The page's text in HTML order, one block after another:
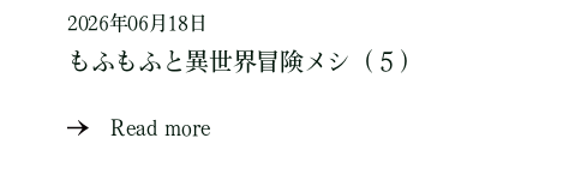
2026年06月18日
もふもふと異世界冒険メシ（５）
Read more